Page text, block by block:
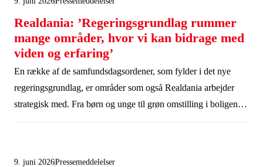
Realdania: ’Regeringsgrundlag rummer
mange områder, hvor vi kan bidrage med
viden og erfaring’
En række af de samfundsdagsordener, som fylder i det nye
regeringsgrundlag, er områder som også Realdania arbejder
strategisk med. Fra børn og unge til grøn omstilling i boligen.
9. juni 2026Pressemeddelelser